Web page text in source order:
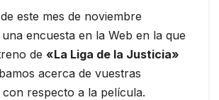
este mes de noviembre
encuesta en la Web en la que
de «La Liga de la Justicia»
acerca de vuestras
con respecto a la película.